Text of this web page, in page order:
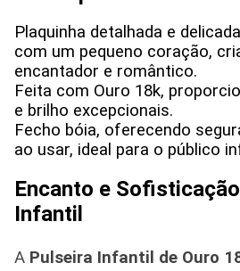
Plaquinha detalhada e
com um pequeno coração,
encantador e romântico.
Feita com Ouro 18k,
e brilho excepcionais.
Fecho bóia, oferecendo
ao usar, ideal para o público
Encanto e
Infantil
A Pulseira Infantil de Ouro